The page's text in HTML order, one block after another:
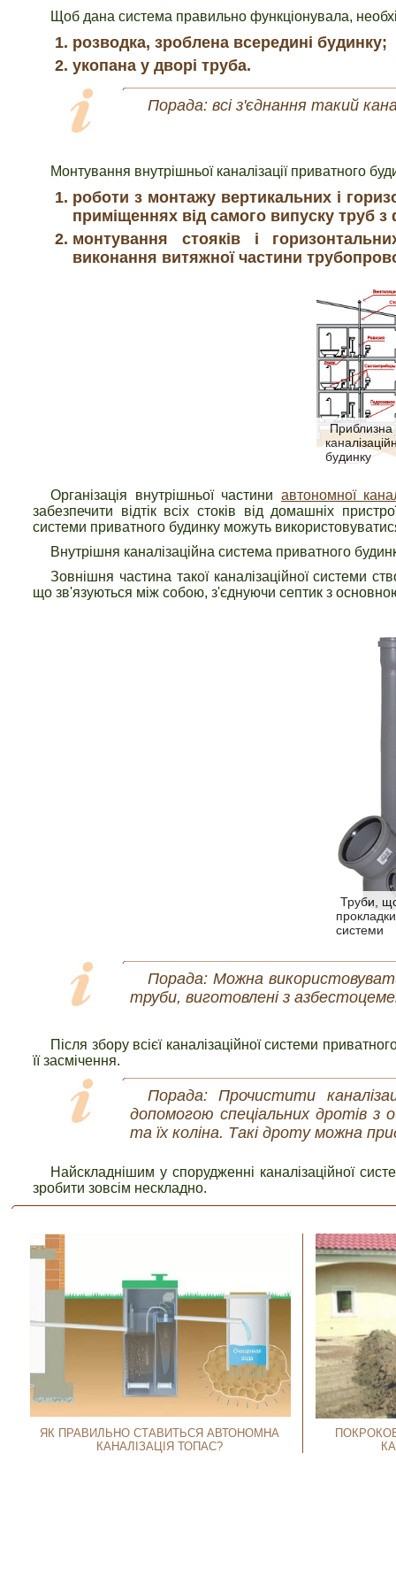
Щоб дана система правильно функціонувала,
розводка, зроблена всередині будинку;
укопана у дворі труба.
Порада: всі з'єднання такий
Монтування внутрішньої каналізації приватного
роботи з монтажу вертикальних і
приміщеннях від самого випуску труб
монтування стояків і
виконання витяжної частини
Приблизна
будинку
Організація внутрішньої частини автономної
забезпечити відтік всіх стоків від домашніх
системи приватного будинку можуть
Внутрішня каналізаційна система приватного
Зовнішня частина такої каналізаційної системи
що зв'язуються між собою, з'єднуючи септик з
Труби,
системи
Порада: Можна
труби, виготовлені з
Після збору всієї каналізаційної системи
її засмічення.
Порада: Прочистити
допомогою спеціальних дротів
та їх коліна. Такі дроту можна
Найскладнішим у спорудженні каналізаційної
зробити зовсім нескладно.
ЯК ПРАВИЛЬНО СТАВИТЬСЯ АВТОНОМНА
КАНАЛІЗАЦІЯ ТОПАС?